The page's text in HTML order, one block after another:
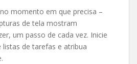
momento em que precisa –
de tela mostram
um passo de cada vez. Inicie
de tarefas e atribua